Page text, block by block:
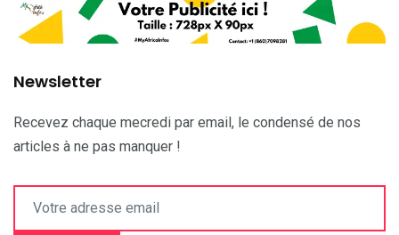
Newsletter
Recevez chaque mecredi par email, le condensé de nos
articles à ne pas manquer !